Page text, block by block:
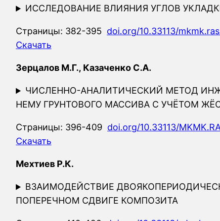
ИССЛЕДОВАНИЕ ВЛИЯНИЯ УГЛОВ
Страницы: 382-395 doi.org/10.33113/
Скачать
Зерцалов М.Г., Казаченко С.А.
ЧИСЛЕННО-АНАЛИТИЧЕСКИЙ МЕТОД
НЕМУ ГРУНТОВОГО МАССИВА С УЧЁТОМ
Страницы: 396-409 doi.org/10.33113/
Скачать
Мехтиев Р.К.
ВЗАИМОДЕЙСТВИЕ
ПОПЕРЕЧНОМ СДВИГЕ КОМПОЗИТА